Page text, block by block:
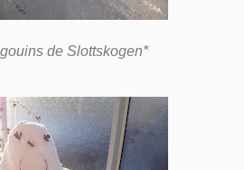
de Slottskogen*